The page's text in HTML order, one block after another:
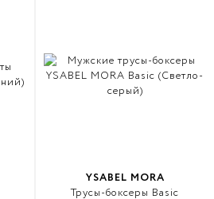
YSABEL MORA
Трусы-боксеры Basic